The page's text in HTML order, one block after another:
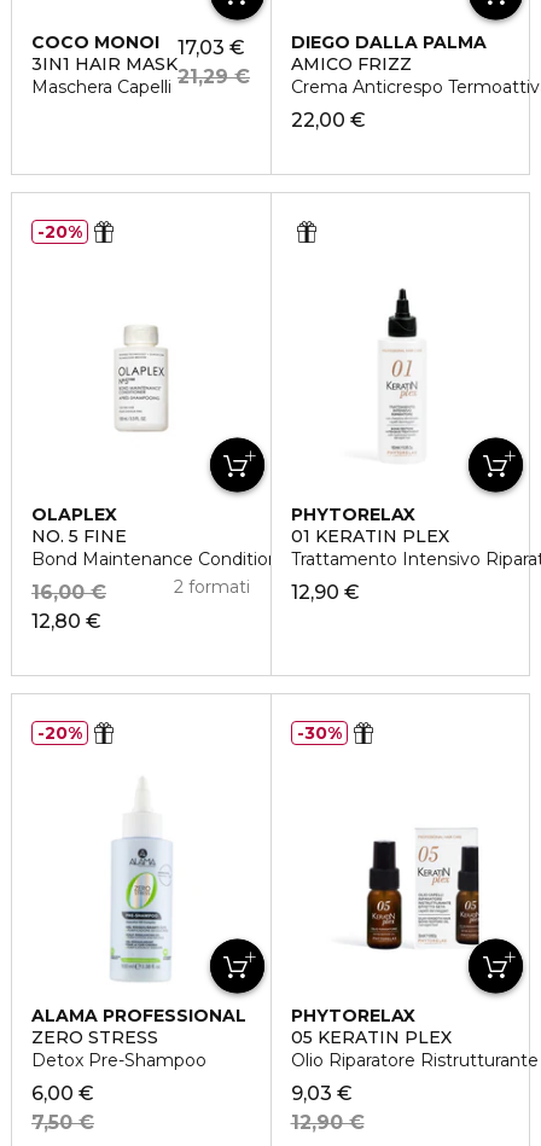
COCO MONOI
3IN1 HAIR MASK
Maschera Capelli
17,03 €
21,29 €
DIEGO DALLA PALMA
AMICO FRIZZ
Crema Anticrespo
22,00 €
OLAPLEX
NO. 5 FINE
Bond Maintenance Conditioner
12,80 €
16,00 € 2 formati
20%
PHYTORELAX
01 KERATIN PLEX
Trattamento Intensivo
12,90 €
ALAMA PROFESSIONAL
ZERO STRESS
Detox Pre-Shampoo
6,00 €
7,50 €
20%
PHYTORELAX
05 KERATIN PLEX
Olio Riparatore
9,03 €
12,90 €
30%